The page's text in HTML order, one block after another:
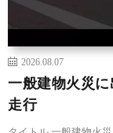
2026.08.07
一般建物火災
走行